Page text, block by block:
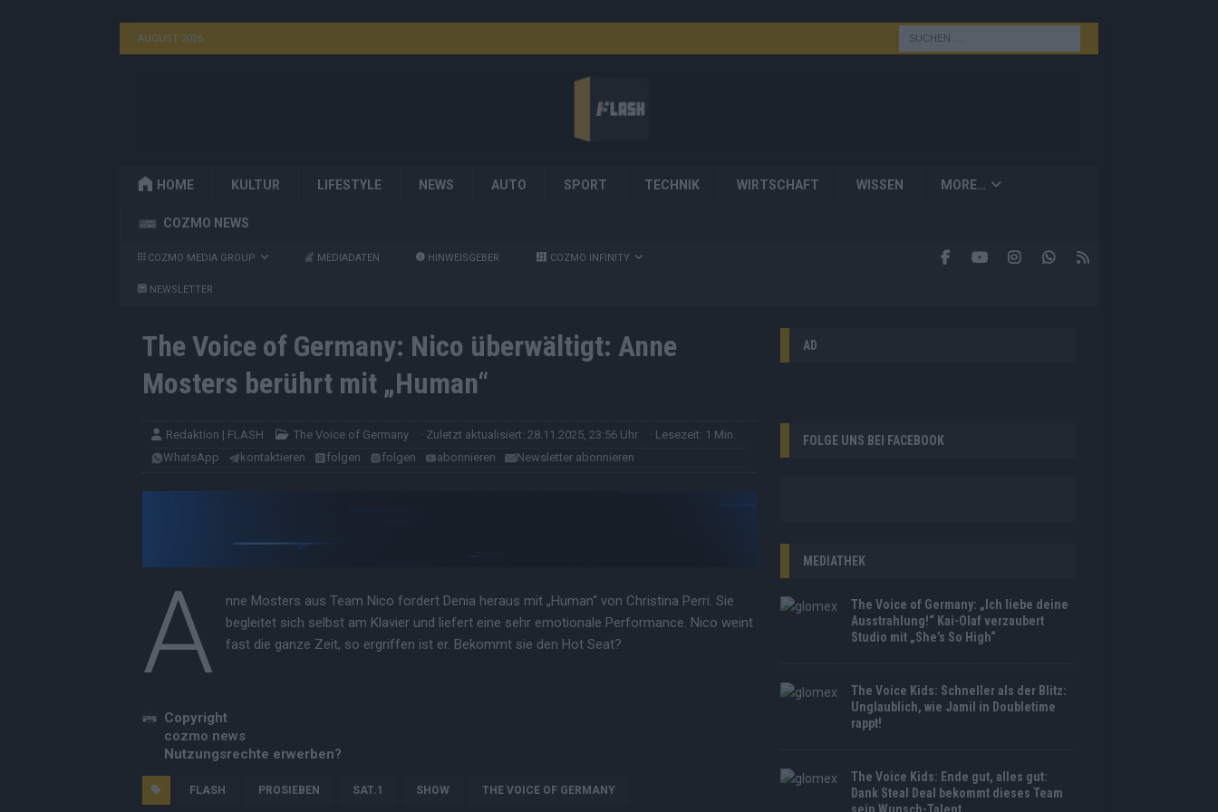
AUGUST 2026
HOME KULTUR LIFESTYLE NEWS AUTO SPORT TECHNIK WIRTSCHAFT WISSEN MORE…
COZMO NEWS
COZMO MEDIA GROUP MEDIADATEN HINWEISGEBER COZMO INFINITY
NEWSLETTER
The Voice of Germany: Nico überwältigt: Anne
Mosters berührt mit „Human“
Redaktion | FLASH The Voice of Germany · Zuletzt aktualisiert: 28.11.2025, 23:56 Uhr
· Lesezeit: 1 Min.
WhatsApp
kontaktieren folgen folgen abonnieren Newsletter abonnieren
A
nne Mosters aus Team Nico fordert Denia heraus mit „Human“ von Christina Perri. Sie
begleitet sich selbst am Klavier und liefert eine sehr emotionale Performance. Nico weint
fast die ganze Zeit, so ergriffen ist er. Bekommt sie den Hot Seat?
Copyright
cozmo news
Nutzungsrechte erwerben?
FLASH PROSIEBEN SAT.1 SHOW THE VOICE OF GERMANY
AD
FOLGE UNS BEI FACEBOOK
MEDIATHEK
The Voice of Germany: „Ich liebe deine
Ausstrahlung!“ Kai-Olaf verzaubert
Studio mit „She’s So High“
The Voice Kids: Schneller als der Blitz:
Unglaublich, wie Jamil in Doubletime
rappt!
The Voice Kids: Ende gut, alles gut:
Dank Steal Deal bekommt dieses Team